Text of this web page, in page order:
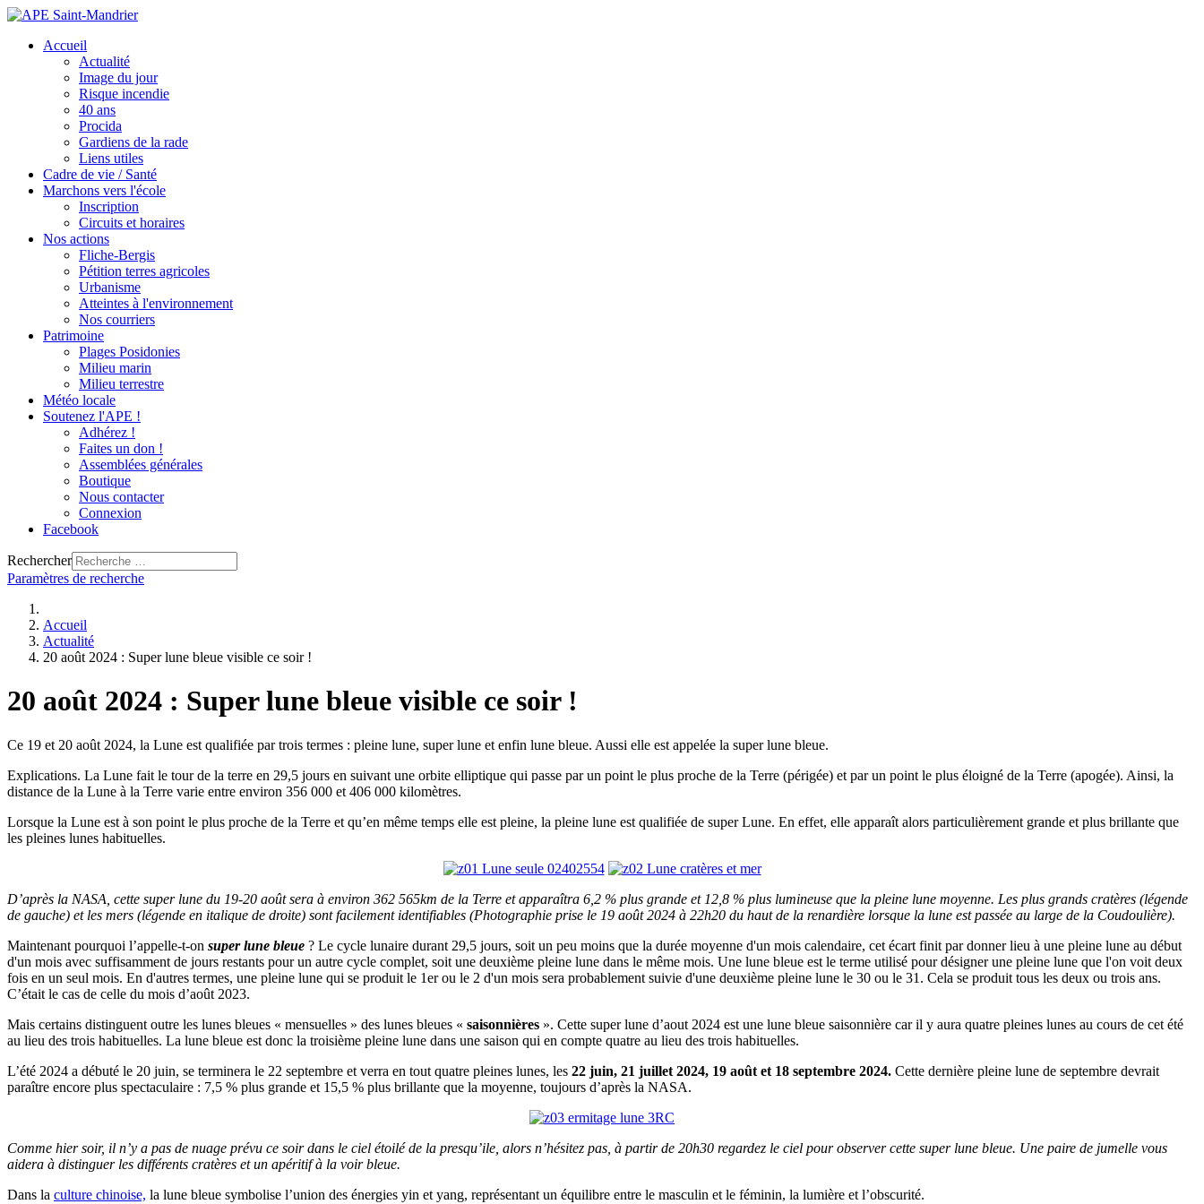
Accueil
Actualité
Image du jour
Risque incendie
40 ans
Procida
Gardiens de la rade
Liens utiles
Cadre de vie / Santé
Marchons vers l'école
Inscription
Circuits et horaires
Nos actions
Fliche-Bergis
Pétition terres agricoles
Urbanisme
Atteintes à l'environnement
Nos courriers
Patrimoine
Plages Posidonies
Milieu marin
Milieu terrestre
Météo locale
Soutenez l'APE !
Adhérez !
Faites un don !
Assemblées générales
Boutique
Nous contacter
Connexion
Facebook
Rechercher
Paramètres de recherche
Accueil
Actualité
20 août 2024 : Super lune bleue visible ce soir !
20 août 2024 : Super lune bleue visible ce soir !
Ce 19 et 20 août 2024, la Lune est qualifiée par trois termes : pleine lune, super lune et enfin lune bleue. Aussi elle est appelée la super lune bleue.
Explications. La Lune fait le tour de la terre en 29,5 jours en suivant une orbite elliptique qui passe par un point le plus proche de la Terre (périgée) et par un point le plus éloigné de la Terre (apogée). Ainsi, la
distance de la Lune à la Terre varie entre environ 356 000 et 406 000 kilomètres.
Lorsque la Lune est à son point le plus proche de la Terre et qu’en même temps elle est pleine, la pleine lune est qualifiée de super Lune. En effet, elle apparaît alors particulièrement grande et plus brillante que
les pleines lunes habituelles.
D’après la NASA, cette super lune du 19-20 août sera à environ 362 565km de la Terre et apparaîtra 6,2 % plus grande et 12,8 % plus lumineuse que la pleine lune moyenne. Les plus grands cratères (légende
de gauche) et les mers (légende en italique de droite) sont facilement identifiables (Photographie prise le 19 août 2024 à 22h20 du haut de la renardière lorsque la lune est passée au large de la Coudoulière).
Maintenant pourquoi l’appelle-t-on super lune bleue ? Le cycle lunaire durant 29,5 jours, soit un peu moins que la durée moyenne d'un mois calendaire, cet écart finit par donner lieu à une pleine lune au début
d'un mois avec suffisamment de jours restants pour un autre cycle complet, soit une deuxième pleine lune dans le même mois. Une lune bleue est le terme utilisé pour désigner une pleine lune que l'on voit deux
fois en un seul mois. En d'autres termes, une pleine lune qui se produit le 1er ou le 2 d'un mois sera probablement suivie d'une deuxième pleine lune le 30 ou le 31. Cela se produit tous les deux ou trois ans.
C’était le cas de celle du mois d’août 2023.
Mais certains distinguent outre les lunes bleues « mensuelles » des lunes bleues « saisonnières ». Cette super lune d’aout 2024 est une lune bleue saisonnière car il y aura quatre pleines lunes au cours de cet été
au lieu des trois habituelles. La lune bleue est donc la troisième pleine lune dans une saison qui en compte quatre au lieu des trois habituelles.
L’été 2024 a débuté le 20 juin, se terminera le 22 septembre et verra en tout quatre pleines lunes, les 22 juin, 21 juillet 2024, 19 août et 18 septembre 2024. Cette dernière pleine lune de septembre devrait
paraître encore plus spectaculaire : 7,5 % plus grande et 15,5 % plus brillante que la moyenne, toujours d’après la NASA.
Comme hier soir, il n’y a pas de nuage prévu ce soir dans le ciel étoilé de la presqu’ile, alors n’hésitez pas, à partir de 20h30 regardez le ciel pour observer cette super lune bleue. Une paire de jumelle vous
aidera à distinguer les différents cratères et un apéritif à la voir bleue.
Dans la culture chinoise, la lune bleue symbolise l’union des énergies yin et yang, représentant un équilibre entre le masculin et le féminin, la lumière et l’obscurité.